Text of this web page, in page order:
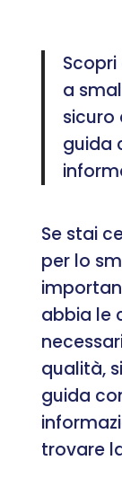
a
sicuro
guida
Se stai
per lo
abbia le
qualità,
guida
trovare